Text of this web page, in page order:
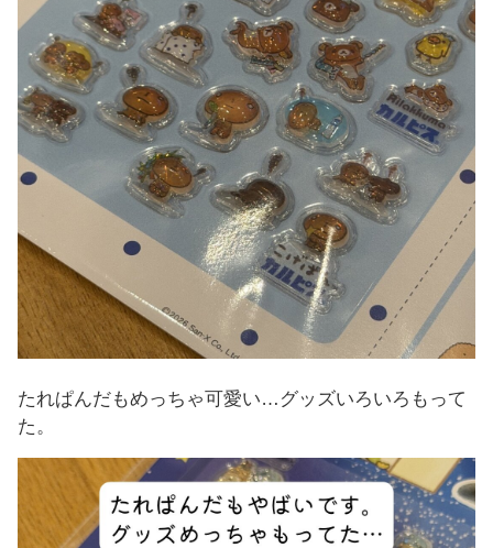
たれぱんだもめっちゃ可愛い…グッズいろいろもって
た。